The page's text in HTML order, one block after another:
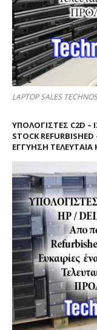
LAPTOP SALES
ΥΠΟΛΟΓΙΣΤΕΣ C2D –
STOCK
ΕΓΓΎΗΣΗ